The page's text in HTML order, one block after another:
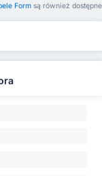
Form są również dostępne